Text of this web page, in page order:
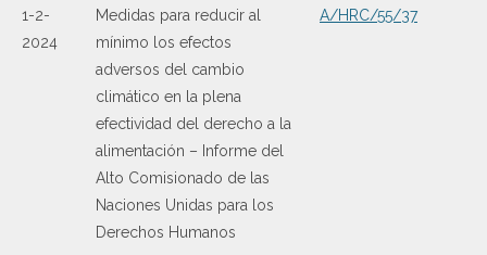
1-2-
2024
Medidas para reducir al
mínimo los efectos
adversos del cambio
climático en la plena
efectividad del derecho a la
alimentación – Informe del
Alto Comisionado de las
Naciones Unidas para los
Derechos Humanos
A/HRC/55/37